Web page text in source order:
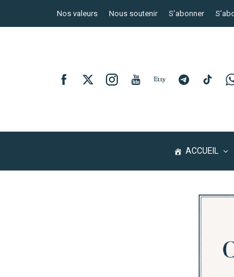
Nos valeurs Nous soutenir S’abonner
ACCUEIL